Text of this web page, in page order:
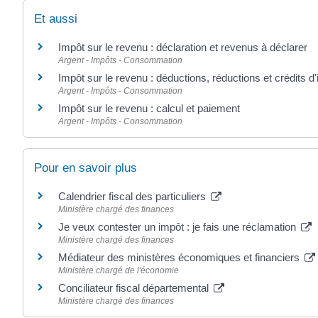
Et aussi
Impôt sur le revenu : déclaration et revenus à déclarer
Argent - Impôts - Consommation
Impôt sur le revenu : déductions, réductions et crédits
Argent - Impôts - Consommation
Impôt sur le revenu : calcul et paiement
Argent - Impôts - Consommation
Pour en savoir plus
Calendrier fiscal des particuliers
Ministère chargé des finances
Je veux contester un impôt : je fais une réclamation
Ministère chargé des finances
Médiateur des ministères économiques et financiers
Ministère chargé de l'économie
Conciliateur fiscal départemental
Ministère chargé des finances